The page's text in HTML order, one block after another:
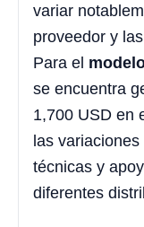
variar
proveedor y
Para el
se encuentra
1,700 USD en
las
técnicas y
diferentes